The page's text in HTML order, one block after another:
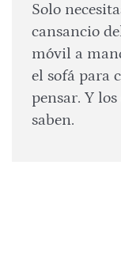
Solo
cansancio
móvil a
el sofá para
pensar. Y
saben.